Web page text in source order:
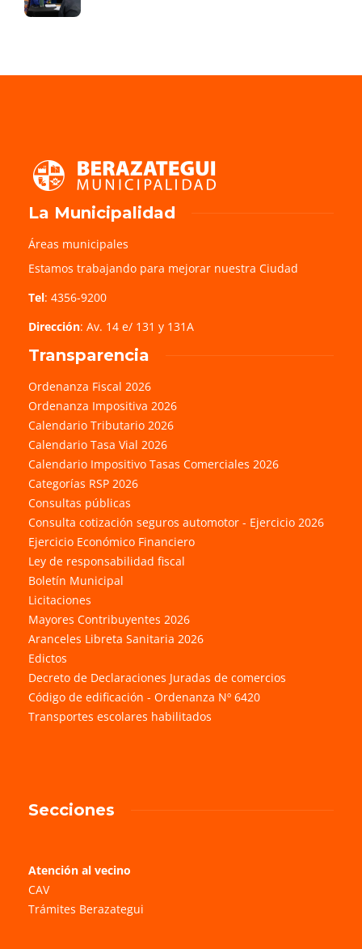
La Municipalidad
Áreas municipales
Estamos trabajando para mejorar nuestra Ciudad
Tel: 4356-9200
Dirección: Av. 14 e/ 131 y 131A
Transparencia
Ordenanza Fiscal 2026
Ordenanza Impositiva 2026
Calendario Tributario 2026
Calendario Tasa Vial 2026
Calendario Impositivo Tasas Comerciales 2026
Categorías RSP 2026
Consultas públicas
Consulta cotización seguros automotor - Ejercicio 2026
Ejercicio Económico Financiero
Ley de responsabilidad fiscal
Boletín Municipal
Licitaciones
Mayores Contribuyentes 2026
Aranceles Libreta Sanitaria 2026
Edictos
Decreto de Declaraciones Juradas de comercios
Código de edificación - Ordenanza Nº 6420
Transportes escolares habilitados
Secciones
Atención al vecino
CAV
Trámites Berazategui